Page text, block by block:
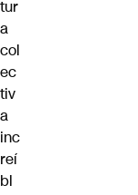
tur
a
col
ec
tiv
a
inc
reí
bl